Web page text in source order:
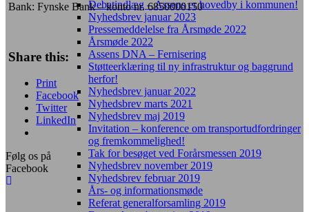
Debatindlæg – Assens er hovedby i kommunen!
Nyhedsbrev januar 2023
Pressemeddelelse fra Årsmøde 2022
Årsmøde 2022
Assens DNA – Fernisering
Støtteerklæring til ny infrastruktur og baggrund
herfor!
Nyhedsbrev januar 2022
Nyhedsbrev marts 2021
Nyhedsbrev maj 2019
Invitation – konference om transportudfordringer
og fremkommelighed!
Tak for besøget ved Forårsmessen 2019
Nyhedsbrev november 2019
Nyhedsbrev februar 2019
Års- og informationsmøde
Referat generalforsamling 2019
Bank: Fynske Bank – konto nr. 6850000150
Share this:
Print
Facebook
Twitter
LinkedIn
Følg os på
Facebook